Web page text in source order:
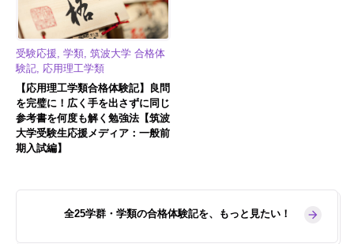
受験応援, 学類, 筑波大学 合格体
験記, 応用理工学類
【応用理工学類合格体験記】良問
を完璧に！広く手を出さずに同じ
参考書を何度も解く勉強法【筑波
大学受験生応援メディア：一般前
期入試編】
全25学群・学類の合格体験記を、もっと見たい！